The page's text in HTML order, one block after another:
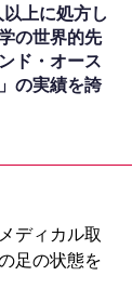
上に処方し
の世界的先
ド・オース
の実績を誇
ディカル取
足の状態を